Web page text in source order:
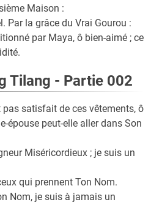
Maison :
Par la grâce du Vrai Gourou :
par Maya, ô bien-aimé ; ce
Tilang - Partie 002
pas satisfait de ces vêtements, ô
épouse peut-elle aller dans Son
Miséricordieux ; je suis un
qui prennent Ton Nom.
Nom, je suis à jamais un